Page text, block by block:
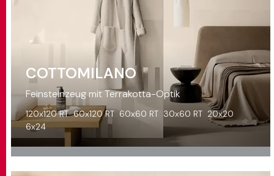
COTTOMILANO
Feinsteinzeug mit Terrakotta-Optik
120x120 RT 60x120 RT 60x60 RT 30x60 RT 20x20
6x24